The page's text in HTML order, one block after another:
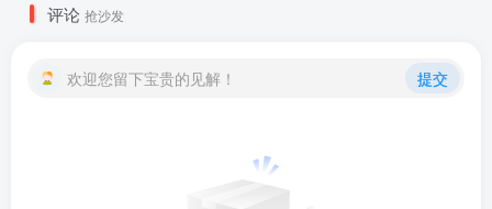
评论 抢沙发
欢迎您留下宝贵的见解！ 提交